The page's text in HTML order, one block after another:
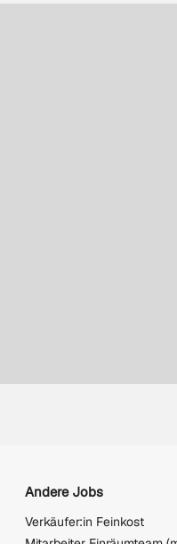
Andere Jobs
Verkäufer:in Feinkost